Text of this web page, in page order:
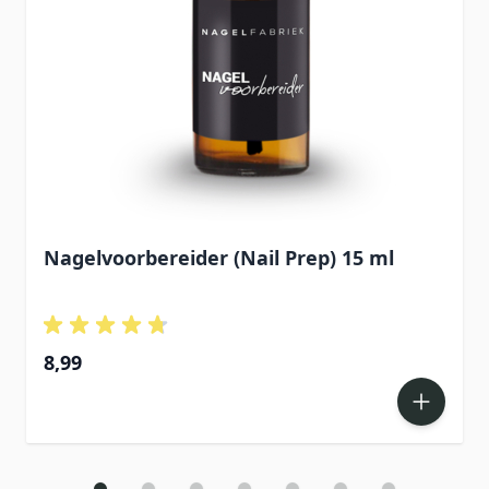
Nagelvoorbereider (Nail Prep) 15 ml
8,99